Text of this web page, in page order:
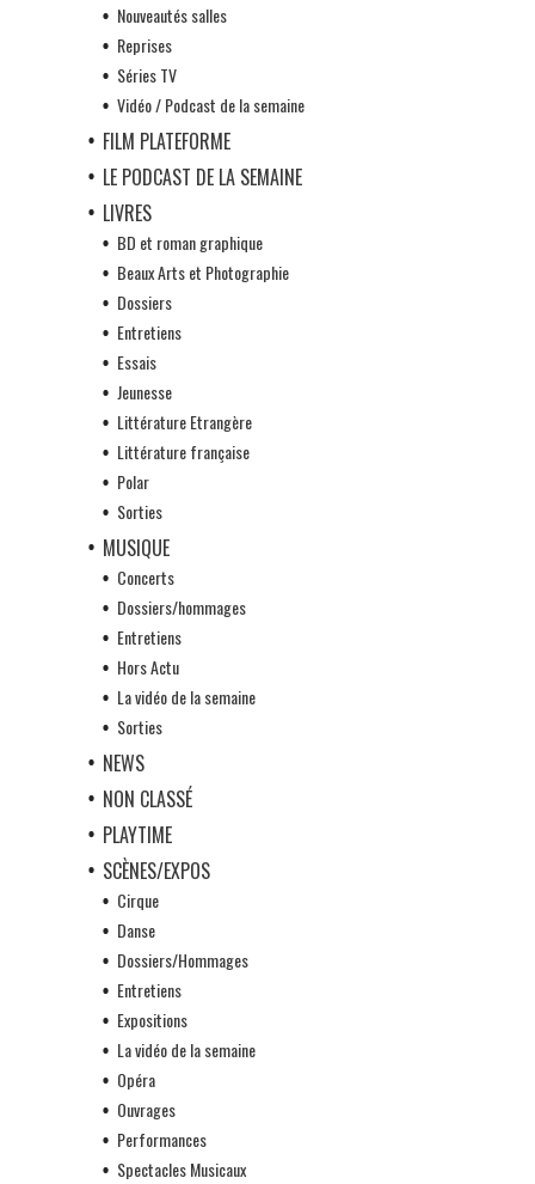
Nouveautés salles
Reprises
Séries TV
Vidéo / Podcast de la semaine
FILM PLATEFORME
LE PODCAST DE LA SEMAINE
LIVRES
BD et roman graphique
Beaux Arts et Photographie
Dossiers
Entretiens
Essais
Jeunesse
Littérature Etrangère
Littérature française
Polar
Sorties
MUSIQUE
Concerts
Dossiers/hommages
Entretiens
Hors Actu
La vidéo de la semaine
Sorties
NEWS
NON CLASSÉ
PLAYTIME
SCÈNES/EXPOS
Cirque
Danse
Dossiers/Hommages
Entretiens
Expositions
La vidéo de la semaine
Opéra
Ouvrages
Performances
Spectacles Musicaux